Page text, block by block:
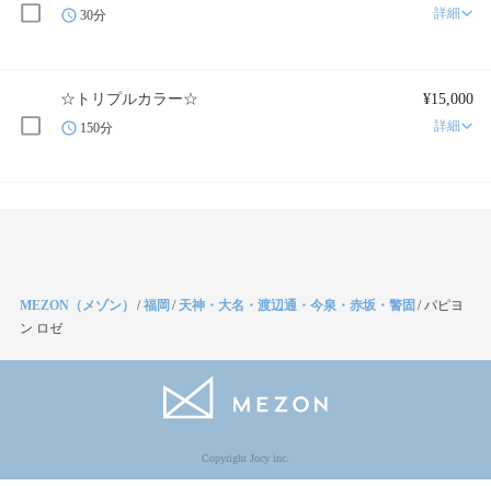
30分 詳細
☆トリプルカラー☆ ¥15,000
150分 詳細
MEZON（メゾン） /福岡 / 天神・大名・渡辺通・今泉・赤坂・警固 / パピヨ
ン ロゼ
Copyright Jocy inc.